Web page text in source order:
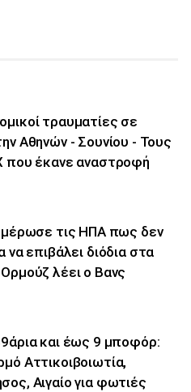
τραυματίες σε
Αθηνών - Σουνίου - Τους
που έκανε αναστροφή
τις ΗΠΑ πως δεν
να επιβάλει διόδια στα
λέει ο Βανς
και έως 9 μποφόρ:
Αττικοιβοιωτία,
Αιγαίο για φωτιές